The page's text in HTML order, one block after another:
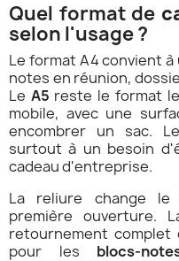
Quel format de
selon l'usage ?
Le format A4 convient
notes en réunion,
Le A5 reste le format
mobile, avec une
encombrer un sac.
surtout à un besoin
cadeau d'entreprise.
La reliure change
première ouverture.
retournement
pour les blocs-